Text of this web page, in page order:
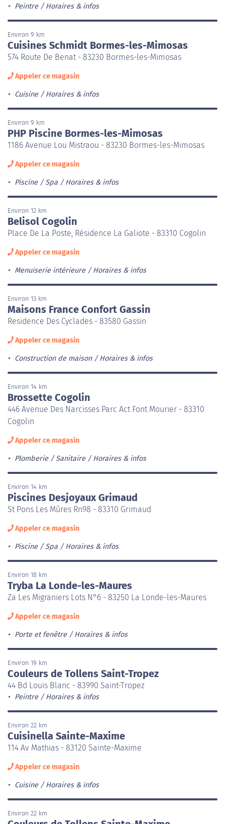
Peintre Horaires & infos
Environ 9 km
Cuisines Schmidt Bormes-les-Mimosas
574 Route De Benat - 83230 Bormes-les-Mimosas
Appeler ce magasin
Cuisine Horaires & infos
Environ 9 km
PHP Piscine Bormes-les-Mimosas
1186 Avenue Lou Mistraou - 83230 Bormes-les-Mimosas
Appeler ce magasin
Piscine / Spa Horaires & infos
Environ 12 km
Belisol Cogolin
Place De La Poste, Résidence La Galiote - 83310 Cogolin
Appeler ce magasin
Menuiserie intérieure Horaires & infos
Environ 13 km
Maisons France Confort Gassin
Residence Des Cyclades - 83580 Gassin
Appeler ce magasin
Construction de maison Horaires & infos
Environ 14 km
Brossette Cogolin
446 Avenue Des Narcisses Parc Act Font Mourier - 83310
Cogolin
Appeler ce magasin
Plomberie / Sanitaire Horaires & infos
Environ 14 km
Piscines Desjoyaux Grimaud
St Pons Les Mûres Rn98 - 83310 Grimaud
Appeler ce magasin
Piscine / Spa Horaires & infos
Environ 18 km
Tryba La Londe-les-Maures
Za Les Migraniers Lots N°6 - 83250 La Londe-les-Maures
Appeler ce magasin
Porte et fenêtre Horaires & infos
Environ 19 km
Couleurs de Tollens Saint-Tropez
44 Bd Louis Blanc - 83990 Saint-Tropez
Peintre Horaires & infos
Environ 22 km
Cuisinella Sainte-Maxime
114 Av Mathias - 83120 Sainte-Maxime
Appeler ce magasin
Cuisine Horaires & infos
Environ 22 km